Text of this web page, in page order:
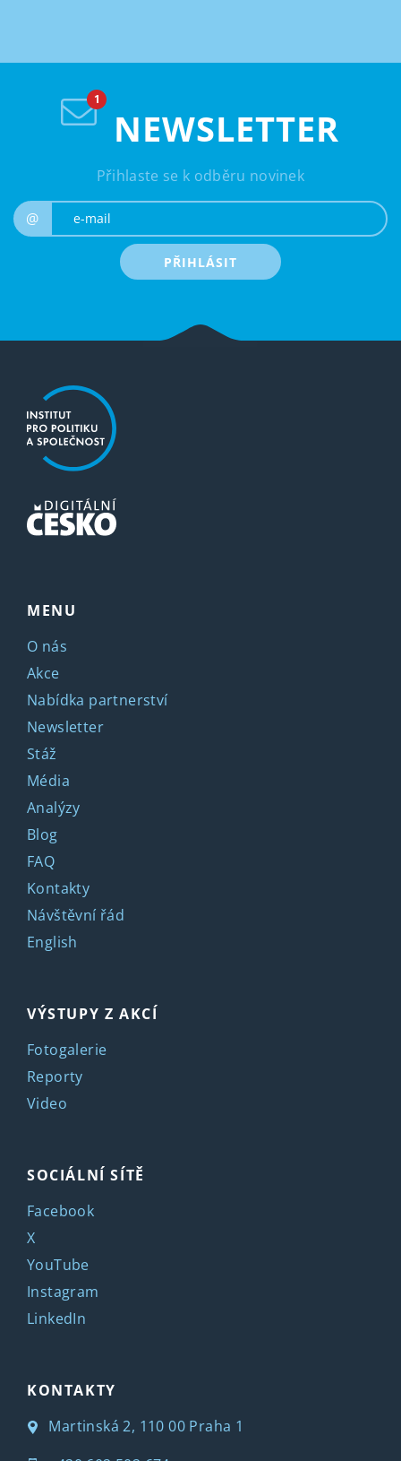
NEWSLETTER
Přihlaste se k odběru novinek
@
PŘIHLÁSIT
MENU
O nás
Akce
Nabídka partnerství
Newsletter
Stáž
Média
Analýzy
Blog
FAQ
Kontakty
Návštěvní řád
English
VÝSTUPY Z AKCÍ
Fotogalerie
Reporty
Video
SOCIÁLNÍ SÍTĚ
Facebook
X
YouTube
Instagram
LinkedIn
KONTAKTY
Martinská 2, 110 00 Praha 1